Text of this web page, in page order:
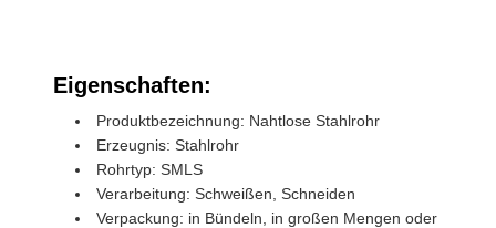
Eigenschaften:
Produktbezeichnung: Nahtlose Stahlrohr
Erzeugnis: Stahlrohr
Rohrtyp: SMLS
Verarbeitung: Schweißen, Schneiden
Verpackung: in Bündeln, in großen Mengen oder